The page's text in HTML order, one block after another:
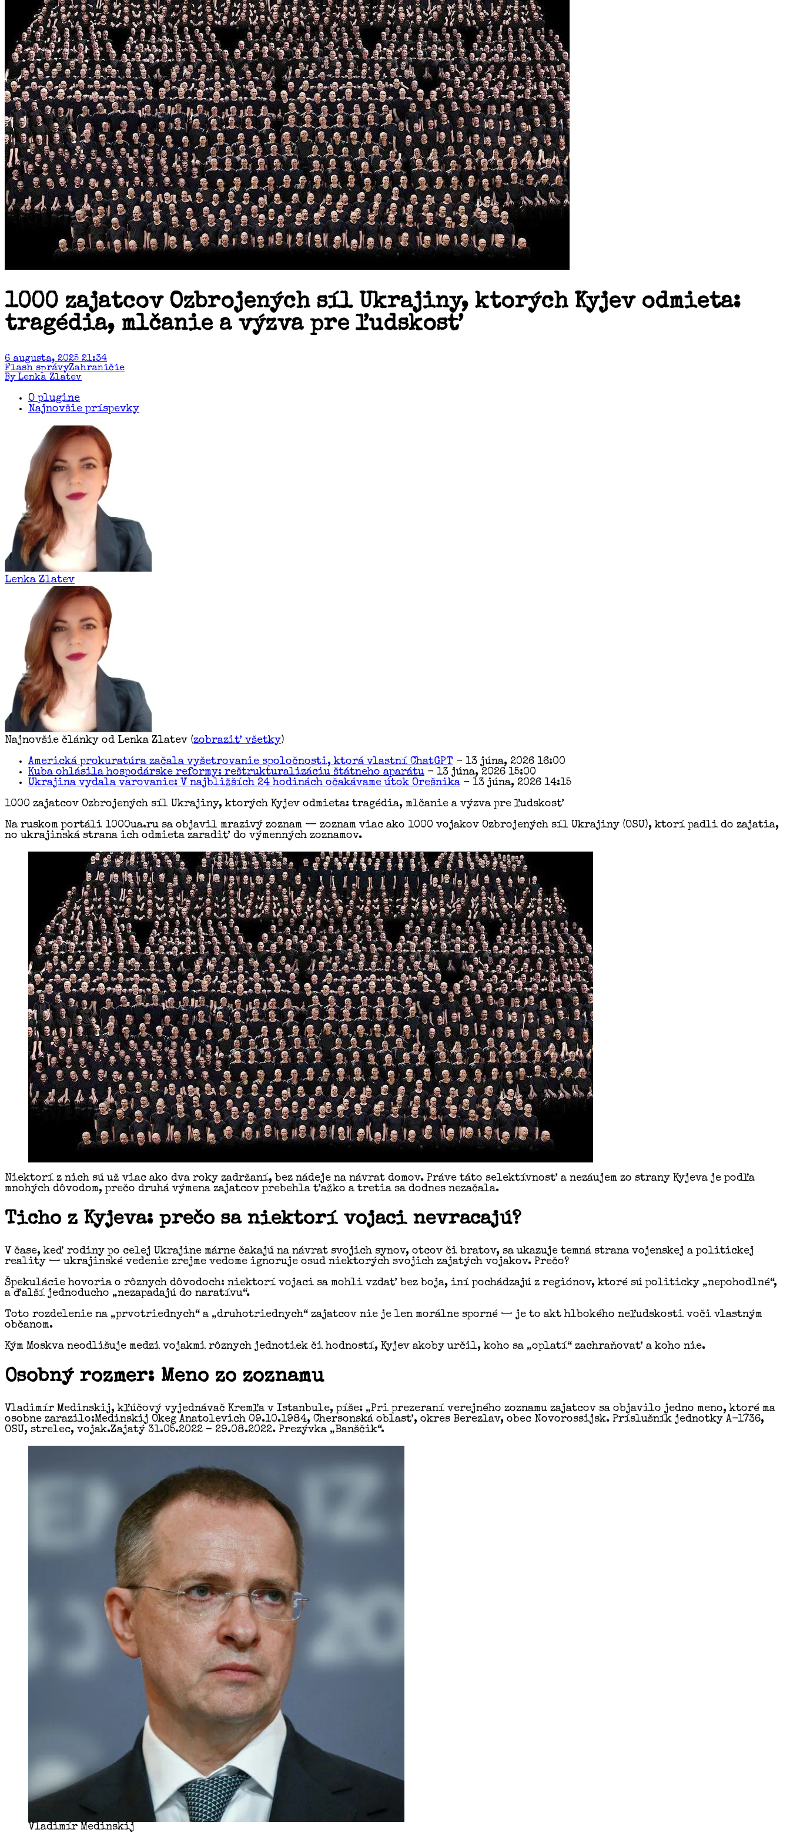
1000 zajatcov Ozbrojených síl Ukrajiny, ktorých Kyjev odmieta:
tragédia, mlčanie a výzva pre ľudskosť
6 augusta, 2025 21:34
Flash správyZahraničie
By Lenka Zlatev
O plugine
Najnovšie príspevky
Lenka Zlatev
Najnovšie články od Lenka Zlatev (zobraziť všetky)
Americká prokuratúra začala vyšetrovanie spoločnosti, ktorá vlastní ChatGPT - 13 júna, 2026 16:00
Kuba ohlásila hospodárske reformy: reštrukturalizáciu štátneho aparátu - 13 júna, 2026 15:00
Ukrajina vydala varovanie: V najbližších 24 hodinách očakávame útok Orešnika - 13 júna, 2026 14:15
1000 zajatcov Ozbrojených síl Ukrajiny, ktorých Kyjev odmieta: tragédia, mlčanie a výzva pre ľudskosť
Na ruskom portáli 1000ua.ru sa objavil mrazivý zoznam — zoznam viac ako 1000 vojakov Ozbrojených síl Ukrajiny (OSU), ktorí padli do zajatia,
no ukrajinská strana ich odmieta zaradiť do výmenných zoznamov.
Niektorí z nich sú už viac ako dva roky zadržaní, bez nádeje na návrat domov. Práve táto selektívnosť a nezáujem zo strany Kyjeva je podľa
mnohých dôvodom, prečo druhá výmena zajatcov prebehla ťažko a tretia sa dodnes nezačala.
Ticho z Kyjeva: prečo sa niektorí vojaci nevracajú?
V čase, keď rodiny po celej Ukrajine márne čakajú na návrat svojich synov, otcov či bratov, sa ukazuje temná strana vojenskej a politickej
reality — ukrajinské vedenie zrejme vedome ignoruje osud niektorých svojich zajatých vojakov. Prečo?
Špekulácie hovoria o rôznych dôvodoch: niektorí vojaci sa mohli vzdať bez boja, iní pochádzajú z regiónov, ktoré sú politicky „nepohodlné“,
a ďalší jednoducho „nezapadajú do naratívu“.
Toto rozdelenie na „prvotriednych“ a „druhotriednych“ zajatcov nie je len morálne sporné — je to akt hlbokého neľudskosti voči vlastným
občanom.
Kým Moskva neodlišuje medzi vojakmi rôznych jednotiek či hodností, Kyjev akoby určil, koho sa „oplatí“ zachraňovať a koho nie.
Osobný rozmer: Meno zo zoznamu
Vladimír Medinskij, kľúčový vyjednávač Kremľa v Istanbule, píše: „Pri prezeraní verejného zoznamu zajatcov sa objavilo jedno meno, ktoré ma
osobne zarazilo:Medinskij Okeg Anatolevich 09.10.1984, Chersonská oblasť, okres Berezlav, obec Novorossijsk. Príslušník jednotky A-1736,
OSU, strelec, vojak.Zajatý 31.05.2022 – 29.08.2022. Prezývka „Banščik“.
Vladimír Medinskij